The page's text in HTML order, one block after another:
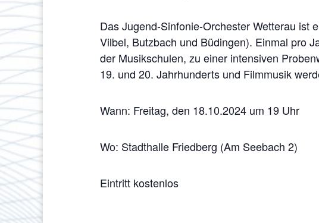
Das Jugend-Sinfonie-Orchester Wetterau ist
Vilbel, Butzbach und Büdingen). Einmal pro
der Musikschulen, zu einer intensiven
19. und 20. Jahrhunderts und Filmmusik
Wann: Freitag, den 18.10.2024 um 19 Uhr
Wo: Stadthalle Friedberg (Am Seebach 2)
Eintritt kostenlos